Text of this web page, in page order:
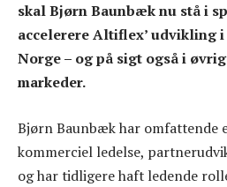
skal Bjørn Baunbæk nu stå i
accelerere Altiflex’ udvikling
Norge – og på sigt også i
markeder.
Bjørn Baunbæk har omfattende
kommerciel ledelse,
og har tidligere haft ledende